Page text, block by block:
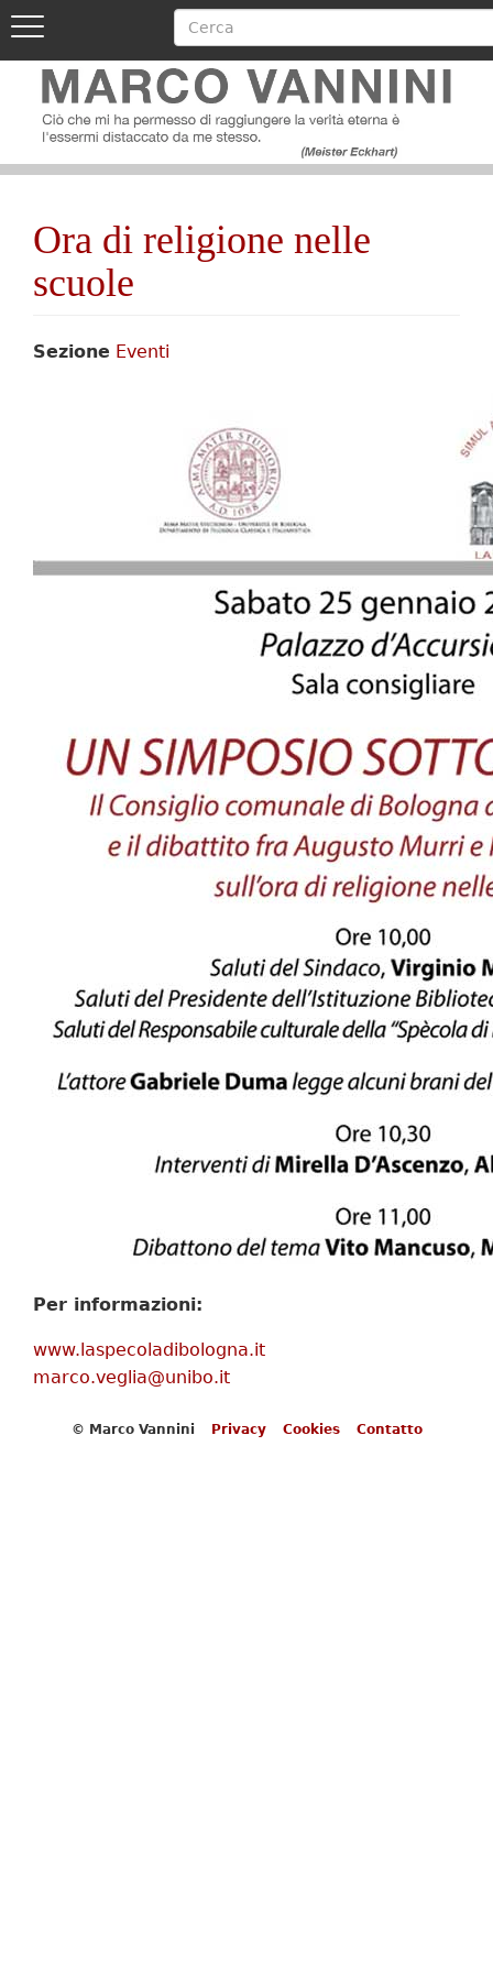
Salta
contenuto
Toggle
navigation
Cerca
Image
Image
Ora di religione nelle
scuole
Sezione Eventi
Per informazioni:
www.laspecoladibologna.it
marco.veglia@unibo.it
© Marco Vannini Privacy Cookies Contatto